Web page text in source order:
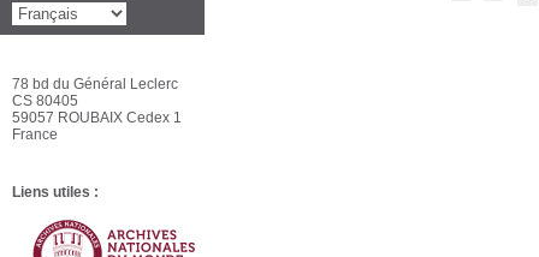
78 bd du Général Leclerc
CS 80405
59057 ROUBAIX Cedex 1
France
Liens utiles :